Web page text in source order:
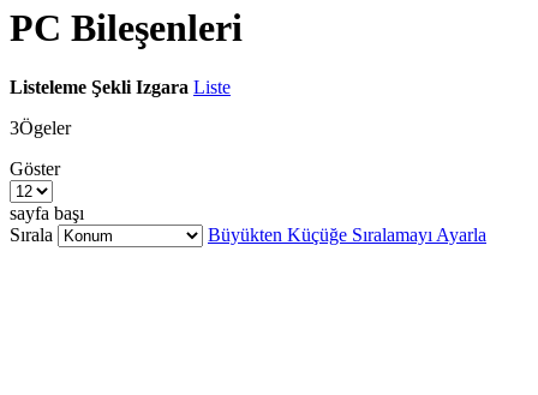
PC Bileşenleri
Listeleme Şekli Izgara Liste
3Ögeler
Göster
sayfa başı
Sırala
Büyükten Küçüğe Sıralamayı Ayarla